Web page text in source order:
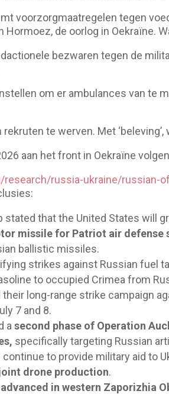
voorzorgmaatregelen tegen
Hormoez, de oorlog in Oekraïne.
bezwaren tegen de
om er ambulances van te
te werven. Met ‘beleving’,
aan het front in Oekraïne
research/russia-ukraine/russian-
stated that the United States will
missile for Patriot air defense
ballistic missiles.
strikes against Russian fuel
to occupied Crimea from
long-range strike campaign
7 and 8.
a second phase of Operation
specifically targeting Russian
continue to provide military aid to
drone production.
in western Zaporizhia